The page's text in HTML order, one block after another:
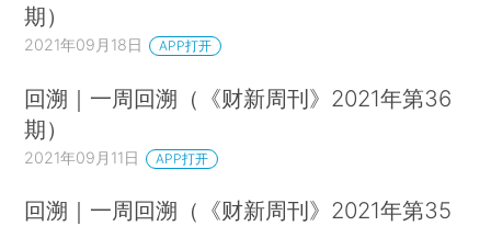
期）
2021年09月18日 APP打开
回溯｜一周回溯（《财新周刊》2021年第36
期）
2021年09月11日 APP打开
回溯｜一周回溯（《财新周刊》2021年第35